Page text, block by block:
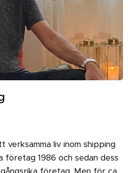
verksamma liv inom shipping
1986 och sedan dess